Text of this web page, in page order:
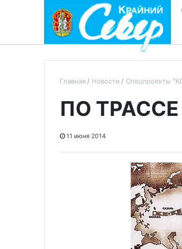
Главная Новости Спецпроекты
ПО
11 июня 2014